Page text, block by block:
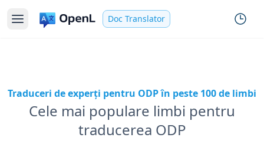
Doc Translator
Traduceri de experți pentru ODP în peste 100 de limbi
Cele mai populare limbi pentru
traducerea ODP